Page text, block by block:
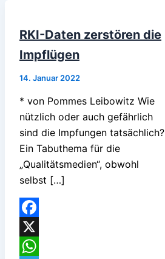
RKI-Daten zerstören die
Impflügen
14. Januar 2022
* von Pommes Leibowitz Wie
nützlich oder auch gefährlich
sind die Impfungen tatsächlich?
Ein Tabuthema für die
„Qualitätsmedien“, obwohl
selbst […]
Facebook
X